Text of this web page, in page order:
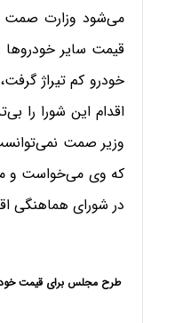
می‌شود وزارت صمت
خودرو کم تیراژ
اقدام این شورا را
وزیر صمت
که وی می‌خواست و
در شورای هماهنگی
طرح مجلس برای قیمت